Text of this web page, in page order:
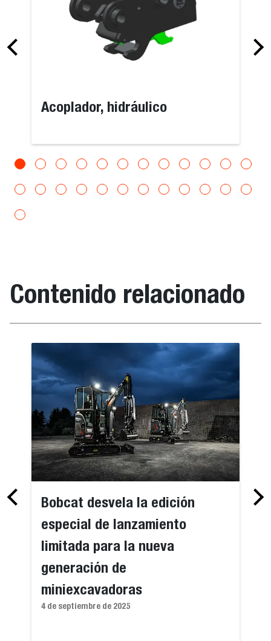
Acoplador, hidráulico
Contenido relacionado
Bobcat desvela la edición
especial de lanzamiento
limitada para la nueva
generación de
miniexcavadoras
4 de septiembre de 2025